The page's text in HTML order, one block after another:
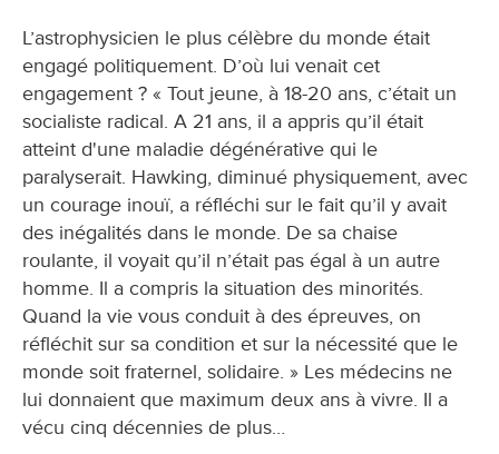
L’astrophysicien le plus célèbre du monde était
engagé politiquement. D’où lui venait cet
engagement ? « Tout jeune, à 18-20 ans, c’était un
socialiste radical. A 21 ans, il a appris qu’il était
atteint d'une maladie dégénérative qui le
paralyserait. Hawking, diminué physiquement, avec
un courage inouï, a réfléchi sur le fait qu’il y avait
des inégalités dans le monde. De sa chaise
roulante, il voyait qu’il n’était pas égal à un autre
homme. Il a compris la situation des minorités.
Quand la vie vous conduit à des épreuves, on
réfléchit sur sa condition et sur la nécessité que le
monde soit fraternel, solidaire. » Les médecins ne
lui donnaient que maximum deux ans à vivre. Il a
vécu cinq décennies de plus…